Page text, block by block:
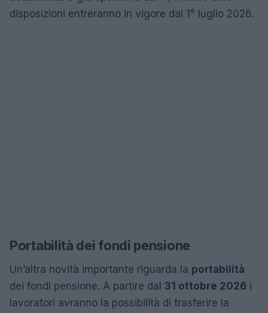
disposizioni entreranno in vigore dal 1° luglio 2026.
Portabilità dei fondi pensione
Un’altra novità importante riguarda la portabilità
dei fondi pensione. A partire dal 31 ottobre 2026 i
lavoratori avranno la possibilità di trasferire la